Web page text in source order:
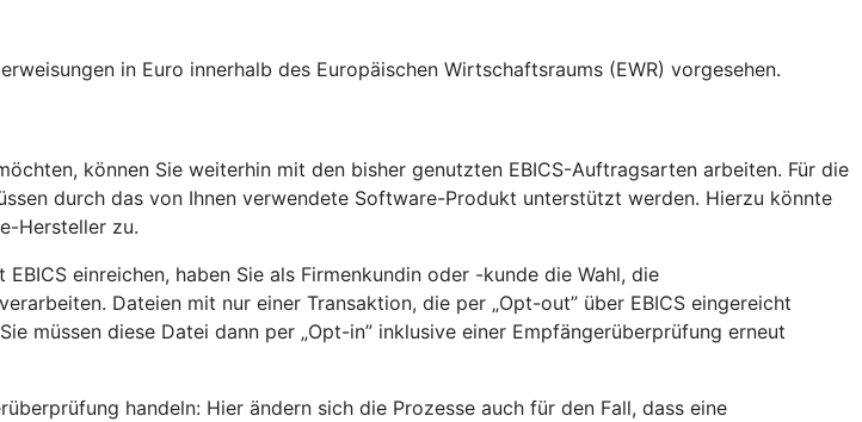
in Euro innerhalb des Europäischen Wirtschaftsraums (EWR) vorgesehen.
können Sie weiterhin mit den bisher genutzten EBICS-Auftragsarten arbeiten. Für die
durch das von Ihnen verwendete Software-Produkt unterstützt werden. Hierzu könnte
Hersteller zu.
einreichen, haben Sie als Firmenkundin oder -kunde die Wahl, die
Dateien mit nur einer Transaktion, die per „Opt-out” über EBICS eingereicht
müssen diese Datei dann per „Opt-in” inklusive einer Empfängerüberprüfung erneut
handeln: Hier ändern sich die Prozesse auch für den Fall, dass eine